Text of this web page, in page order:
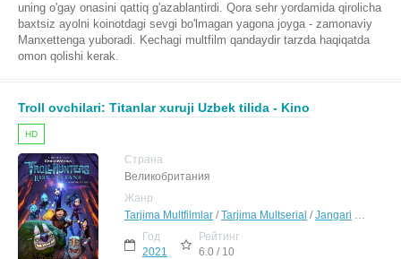
uning o'gay onasini qattiq g'azablantirdi. Qora sehr yordamida qirolicha
baxtsiz ayolni koinotdagi sevgi bo'lmagan yagona joyga - zamonaviy
Manxettenga yuboradi. Kechagi multfilm qandaydir tarzda haqiqatda
omon qolishi kerak.
Troll ovchilari: Titanlar xuruji Uzbek tilida - Kino
HD
Страна
Великобритания
Жанр
Tarjima Multfilmlar /Tarjima Multserial /Jangari Drama
Год
2021
Рейтинг
6.0 / 10